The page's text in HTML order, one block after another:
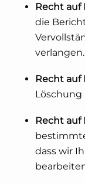
Recht auf
die
verlangen.
Recht auf
Löschung
Recht auf
dass wir